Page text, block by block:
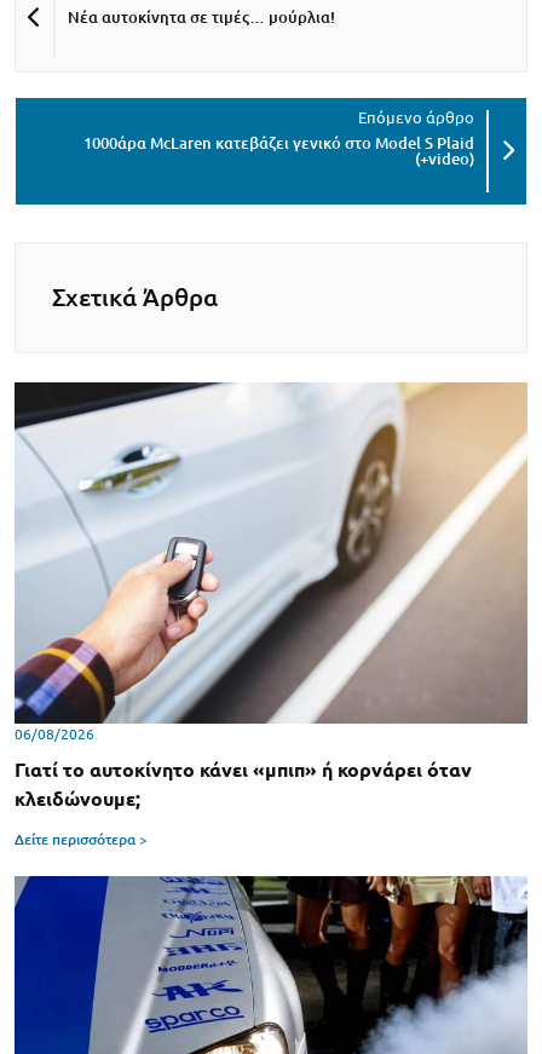
Νέα αυτοκίνητα σε τιμές… μούρλια!
1000άρα McLaren κατεβάζει γενικό στο Model S Plaid
(+video)
Σχετικά Άρθρα
06/08/2026
Γιατί το αυτοκίνητο κάνει «μπιπ» ή κορνάρει όταν
κλειδώνουμε;
Δείτε περισσότερα >